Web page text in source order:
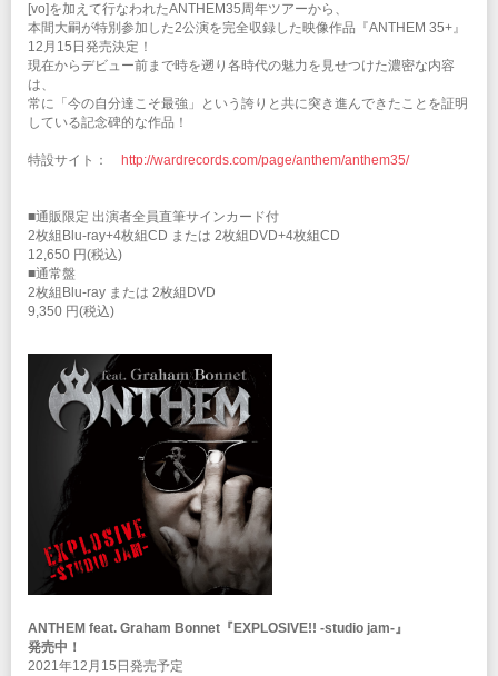
[vo]を加えて行なわれたANTHEM35周年ツアーから、
本間大嗣が特別参加した2公演を完全収録した映像作品『ANTHEM 35+』
12月15日発売決定！
現在からデビュー前まで時を遡り各時代の魅力を見せつけた濃密な内容
は、
常に「今の自分達こそ最強」という誇りと共に突き進んできたことを証明
している記念碑的な作品！
特設サイト： http://wardrecords.com/page/anthem/anthem35/
■通販限定 出演者全員直筆サインカード付
2枚組Blu-ray+4枚組CD または 2枚組DVD+4枚組CD
12,650 円(税込)
■通常盤
2枚組Blu-ray または 2枚組DVD
9,350 円(税込)
ANTHEM feat. Graham Bonnet『EXPLOSIVE!! -studio jam-』
発売中！
2021年12月15日発売予定